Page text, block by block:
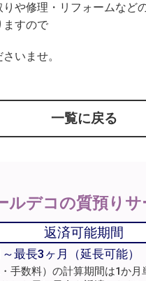
りや修理・リフォームなど
ますので
いませ。
一覧に戻る
ルデコの質預りサ
返済可能期間
最長3ヶ月（延長可能）
手数料）の計算期間は1か月